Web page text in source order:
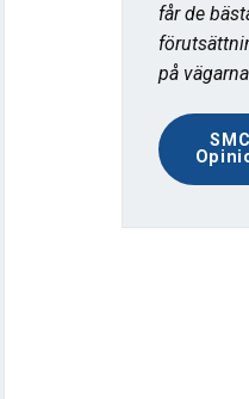
får de
på
SMC